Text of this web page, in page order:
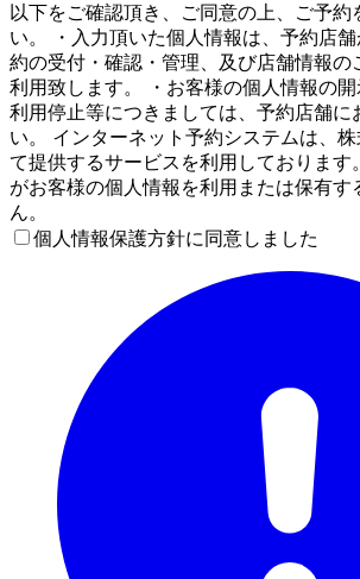
以下をご確認頂き、ご同意の上、ご予約
い。 ・入力頂いた個人情報は、予約店
約の受付・確認・管理、及び店舗情報の
利用致します。 ・お客様の個人情報の開
利用停止等につきましては、予約店舗に
い。 インターネット予約システムは、
て提供するサービスを利用しております
がお客様の個人情報を利用または保有す
ん。
個人情報保護方針に同意しました